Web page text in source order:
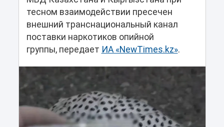
тесном взаимодействии пресечен
внешний транснациональный канал
поставки наркотиков опийной
группы, передает ИА «NewTimes.kz».